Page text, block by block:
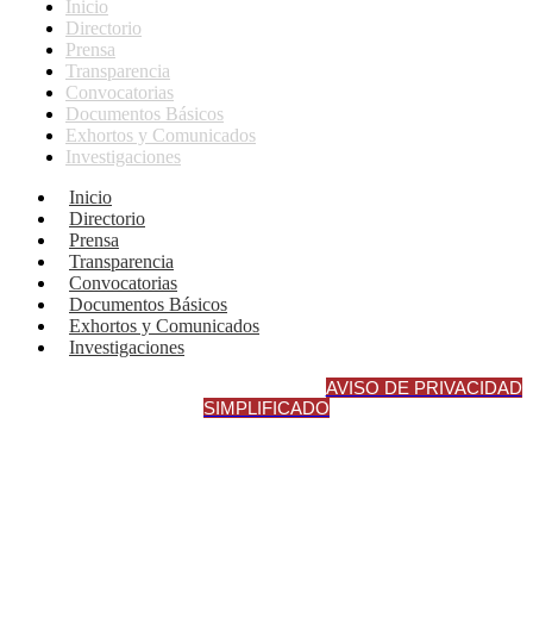
Inicio
Directorio
Prensa
Transparencia
Convocatorias
Documentos Básicos
Exhortos y Comunicados
Investigaciones
Inicio
Directorio
Prensa
Transparencia
Convocatorias
Documentos Básicos
Exhortos y Comunicados
Investigaciones
AVISO DE PRIVACIDAD
SIMPLIFICADO